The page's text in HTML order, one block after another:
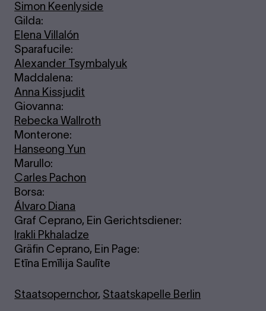
Simon Keenlyside
Gilda:
Elena Villalón
Sparafucile:
Alexander Tsymbalyuk
Maddalena:
Anna Kissjudit
Giovanna:
Rebecka Wallroth
Monterone:
Hanseong Yun
Marullo:
Carles Pachon
Borsa:
Álvaro Diana
Graf Ceprano, Ein Gerichtsdiener:
Irakli Pkhaladze
Gräfin Ceprano, Ein Page:
Etīna Emīlija Saulīte
Staatsopernchor, Staatskapelle Berlin